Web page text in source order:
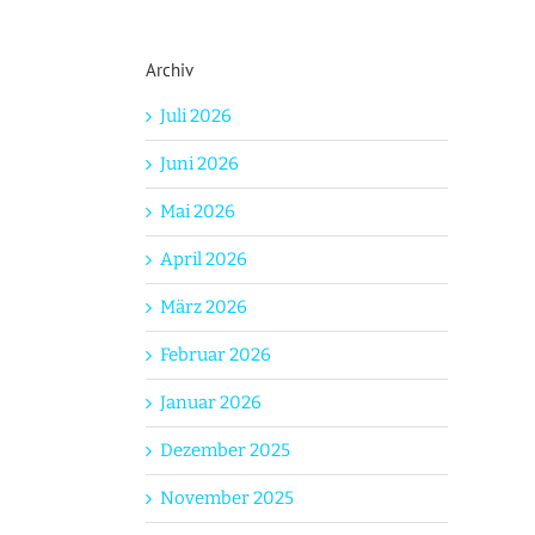
Archiv
Juli 2026
Juni 2026
Mai 2026
April 2026
März 2026
Februar 2026
Januar 2026
Dezember 2025
November 2025